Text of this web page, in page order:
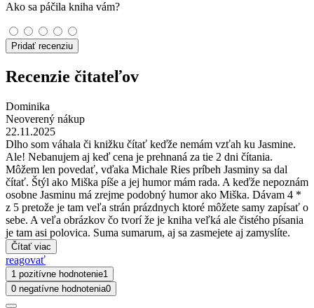
Ako sa páčila kniha vám?
Pridať recenziu
Recenzie čitateľov
Dominika
Neoverený nákup
22.11.2025
Dlho som váhala či knižku čítať keďže nemám vzťah ku Jasmine.
Ale! Nebanujem aj keď cena je prehnaná za tie 2 dni čítania.
Môžem len povedať, vďaka Michale Ries príbeh Jasminy sa dal
čítať. Štýl ako Miška píše a jej humor mám rada. A keďže nepoznám
osobne Jasminu má zrejme podobný humor ako Miška. Dávam 4 *
z 5 pretože je tam veľa strán prázdnych ktoré môžete samy zapísať o
sebe. A veľa obrázkov čo tvorí že je kniha veľká ale čistého písania
je tam asi polovica. Suma sumarum, aj sa zasmejete aj zamyslíte.
Čítať viac
reagovať
1 pozitívne hodnotenie1
0 negatívne hodnotenia0